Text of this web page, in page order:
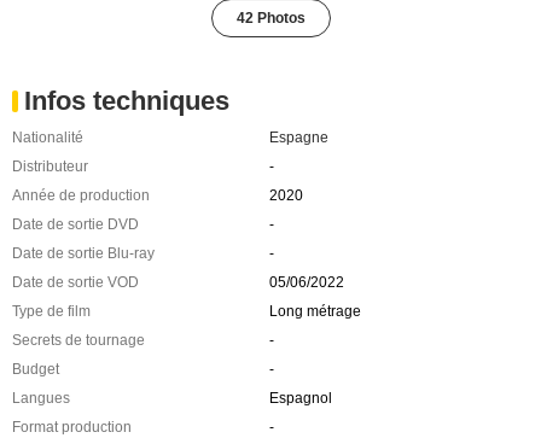
42 Photos
Infos techniques
Nationalité
Espagne
Distributeur
-
Année de production
2020
Date de sortie DVD
-
Date de sortie Blu-ray
-
Date de sortie VOD
05/06/2022
Type de film
Long métrage
Secrets de tournage
-
Budget
-
Langues
Espagnol
Format production
-